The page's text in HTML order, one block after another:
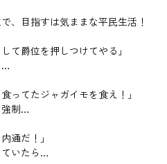
、目指すは気ままな平民生活！
て爵位を押しつけてやる」
…
ってたジャガイモを食え！」
強制…
通だ！」
ていたら…